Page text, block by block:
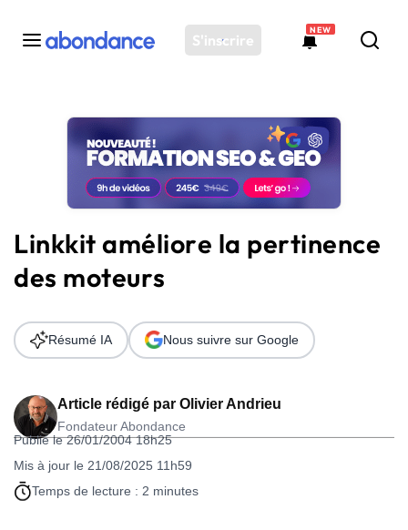
S'inscrire
NEW
Toutes les actus
Actus SEO
Plateforme
Solutions
Ressources
Audit SEO
Linkkit améliore la pertinence
des moteurs
Article rédigé par Olivier Andrieu
Fondateur Abondance
Publié le 26/01/2004 18h25
Mis à jour le 21/08/2025 11h59
Temps de lecture : 2 minutes
Résumé IA Nous suivre sur Google